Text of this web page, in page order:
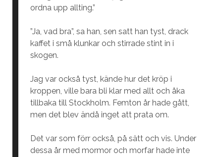
ordna upp allting.”
”Ja, vad bra”, sa han, sen satt han tyst, drack
kaffet i små klunkar och stirrade stint in i
skogen.
Jag var också tyst, kände hur det kröp i
kroppen, ville bara bli klar med allt och åka
tillbaka till Stockholm. Femton år hade gått,
men det blev ändå inget att prata om.
Det var som förr också, på sätt och vis. Under
dessa år med mormor och morfar hade inte